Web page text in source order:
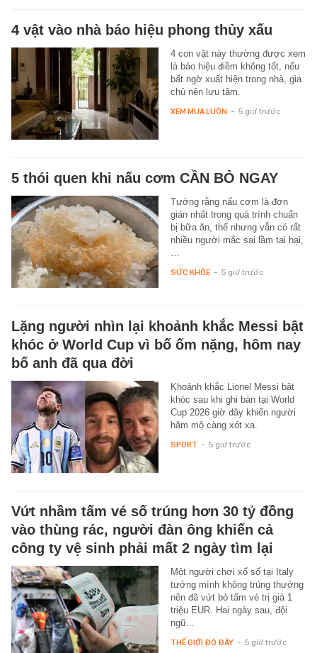
4 vật vào nhà báo hiệu phong thủy xấu
4 con vật này thường được xem
là báo hiệu điềm không tốt, nếu
bất ngờ xuất hiện trong nhà, gia
chủ nên lưu tâm.
XEM MUA LUÔN - 5 giờ trước
5 thói quen khi nấu cơm CẦN BỎ NGAY
Tưởng rằng nấu cơm là đơn
giản nhất trong quá trình chuẩn
bị bữa ăn, thế nhưng vẫn có rất
nhiều người mắc sai lầm tai hại,
SỨC KHỎE - 5 giờ trước
Lặng người nhìn lại khoảnh khắc Messi bật
khóc ở World Cup vì bố ốm nặng, hôm nay
bố anh đã qua đời
Khoảnh khắc Lionel Messi bật
khóc sau khi ghi bàn tại World
Cup 2026 giờ đây khiến người
hâm mộ càng xót xa.
SPORT - 5 giờ trước
Vứt nhầm tấm vé số trúng hơn 30 tỷ đồng
vào thùng rác, người đàn ông khiến cả
công ty vệ sinh phải mất 2 ngày tìm lại
Một người chơi xổ số tại Italy
tưởng mình không trúng thưởng
nên đã vứt bỏ tấm vé trị giá 1
triệu EUR. Hai ngày sau, đội
ngũ…
THẾ GIỚI ĐÓ ĐÂY - 5 giờ trước